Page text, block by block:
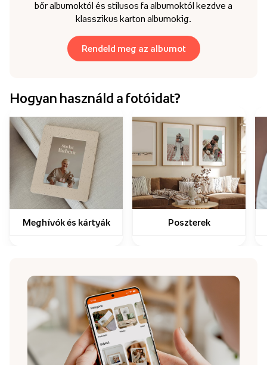
bőr albumoktól és stílusos fa albumoktól kezdve a
klasszikus karton albumokig.
Rendeld meg az albumot
Hogyan használd a fotóidat?
Meghívók és kártyák Poszterek